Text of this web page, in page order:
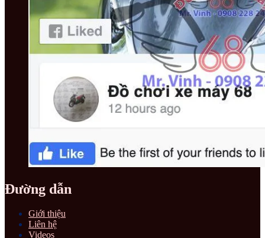
Đường dẫn
Giới thiệu
Liên hệ
Videos